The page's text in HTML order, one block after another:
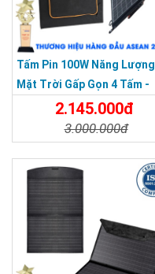
Tấm Pin 100W Năng Lượng
Mặt Trời Gấp Gọn 4 Tấm -
Xách Tay Du Lịch Dã Ngoại
2.145.000đ
3.000.000đ